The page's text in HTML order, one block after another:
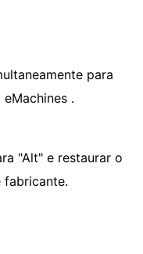
para
.
"Alt" e restaurar o
fabricante.